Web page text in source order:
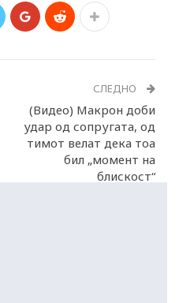
СЛЕДНО
(Видео) Макрон доби
удар од сопругата, од
тимот велат дека тоа
бил „момент на
блискост“